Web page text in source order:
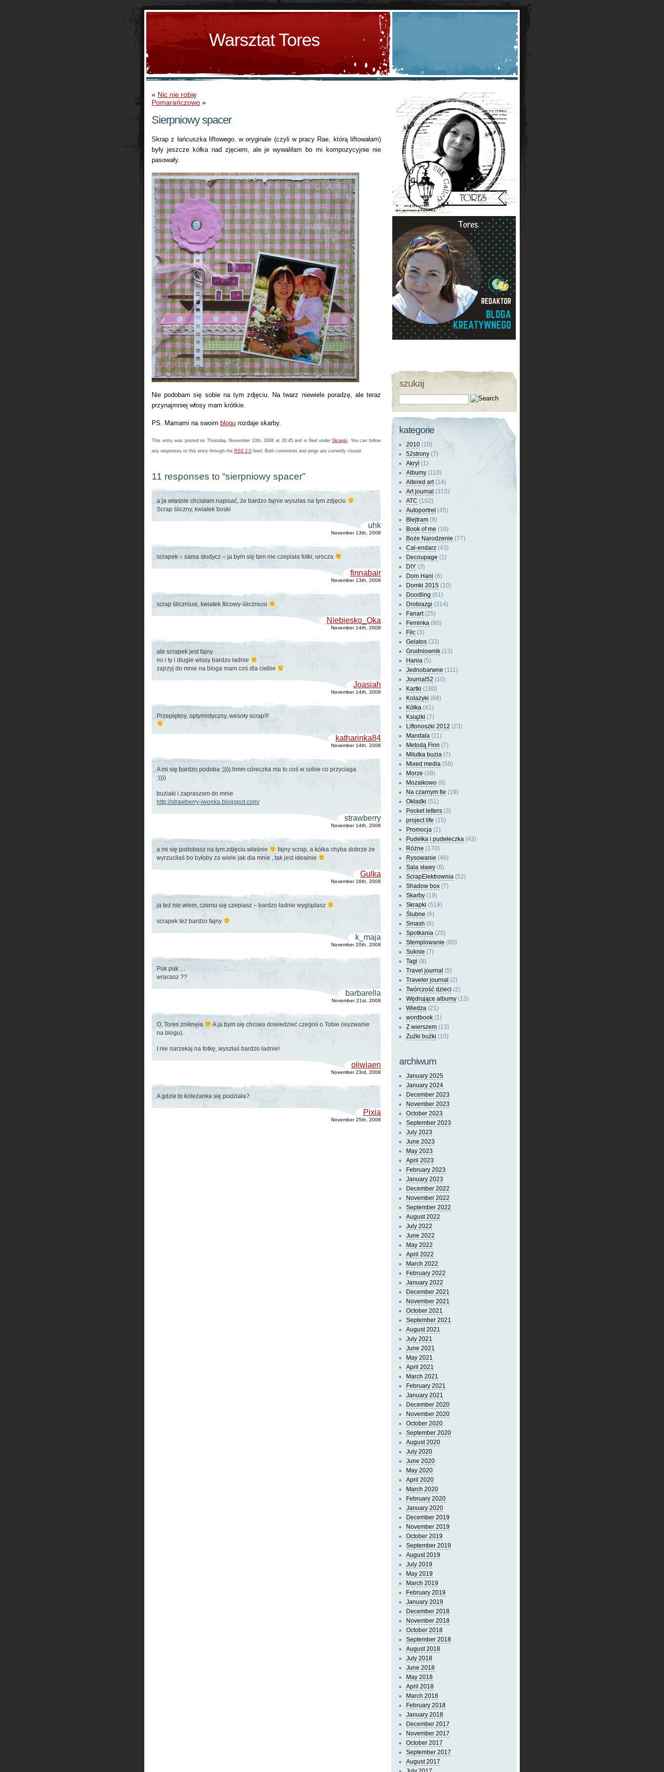
Warsztat Tores
« Nic nie robię
Pomarańczowo »
Sierpniowy spacer
Skrap z łańcuszka liftowego, w oryginale (czyli w pracy Rae, którą liftowałam)
były jeszcze kółka nad zjęciem, ale je wywaliłam bo mi kompozycyjnie nie
pasowały.
Nie podobam się sobie na tym zdjęciu. Na twarz niewiele poradzę, ale teraz
przynajmniej włosy mam krótkie.
PS. Mamami na swoim blogu rozdaje skarby.
This entry was posted on Thursday, November 13th, 2008 at 20:45 and is filed underSkrapki. You can follow
any responses to this entry through the RSS 2.0 feed. Both comments and pings are currently closed.
11 responses to “sierpniowy spacer”
a ja własnie chciałam napisać, że bardzo fajnie wyszłas na tym zdjęciu
Scrap śliczny, kwiatek boski
uhk
November 13th, 2008
scrapek – sama słodycz – ja bym się tam nie czepiała fotki, urocza
finnabair
November 13th, 2008
scrap śliczniusi, kwiatek filcowy-śliczniusi
Niebiesko_Oka
November 14th, 2008
ale scrapek jest fajny
no i ty i dlugie wlosy bardzo ładnie
zajrzyj do mnie na bloga mam coś dla ciebie
Joasiah
November 14th, 2008
Przepiękny, optymistyczny, wesoły scrap!!!
katharinka84
November 14th, 2008
A mi się bardzo podoba :)))) hmm córeczka ma to coś w sobie co przyciaga
:))))
buziaki i zapraszam do mnie
http://strawberry-iwonka.blogspot.com/
strawberry
November 14th, 2008
a mi się podobasz na tym zdjęciu właśnie
fajny scrap, a kółka chyba dobrze że
wyrzuciłaś bo byłoby za wiele jak dla mnie , tak jest idealnie
Gulka
November 16th, 2008
ja też nie wiem, czemu się czepiasz – bardzo ładnie wyglądasz
scrapek też bardzo fajny
k_maja
November 20th, 2008
Puk puk …
wracasz ??
barbarella
November 21st, 2008
O, Tores zniknęła
A ja bym się chciała dowiedzieć czegoś o Tobie (wyzwanie
na blogu).
I nie narzekaj na fotkę, wyszłaś bardzo ładnie!
oliwiaen
November 23rd, 2008
A gdzie to koleżanka się podziała?
Pixia
November 25th, 2008
szukaj
kategorie
2010 (10)
52strony (7)
Akryl (1)
Albumy (110)
Altered art(14)
Art journal (315)
ATC (102)
Autoportret(45)
Blejtram (9)
Book of me (10)
Boże Narodzenie (77)
Cal-endarz (43)
Decoupage (1)
DIY (3)
Dom Hani (6)
Domki 2015 (10)
Doodling (61)
Drobiazgi (314)
Fanart(25)
Feminka (80)
Filc (3)
Gelatos (33)
Grudniownik (13)
Hania (5)
Jednobarwne (111)
Journal52 (10)
Kartki (180)
Kolażyki (68)
Kółka (41)
Książki (7)
Liftonoszki 2012 (23)
Mandala (11)
Metodą Finn (7)
Milutka buzia (7)
Mixed media (58)
Morze (38)
Mozaikowo (8)
Na czarnym tle (19)
Okładki (51)
Pocket letters (3)
project life (15)
Promocja (1)
Pudełka i pudełeczka (43)
Różne (170)
Rysowanie (46)
Sala sławy (6)
ScrapElektrownia (52)
Shadow box (7)
Skarby (19)
Skrapki (519)
Ślubne (6)
Smash (6)
Spotkania (20)
Stemplowanie (60)
Suknie (7)
Tagi (8)
Travel journal (5)
Traveler journal (2)
Twórczość dzieci (2)
Wędrujące albumy (13)
Wiedza (21)
wordbook (1)
Z wierszem (13)
Zuźki buźki (10)
archiwum
January 2025
January 2024
December 2023
November 2023
October 2023
September 2023
July 2023
June 2023
May 2023
April 2023
February 2023
January 2023
December 2022
November 2022
September 2022
August 2022
July 2022
June 2022
May 2022
April 2022
March 2022
February 2022
January 2022
December 2021
November 2021
October 2021
September 2021
August 2021
July 2021
June 2021
May 2021
April 2021
March 2021
February 2021
January 2021
December 2020
November 2020
October 2020
September 2020
August 2020
July 2020
June 2020
May 2020
April 2020
March 2020
February 2020
January 2020
December 2019
November 2019
October 2019
September 2019
August 2019
July 2019
May 2019
March 2019
February 2019
January 2019
December 2018
November 2018
October 2018
September 2018
August 2018
July 2018
June 2018
May 2018
April 2018
March 2018
February 2018
January 2018
December 2017
November 2017
October 2017
September 2017
August 2017